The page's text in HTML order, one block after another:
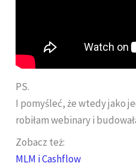
PS.
I pomyśleć, że wtedy jako
robiłam webinary i
Zobacz też:
MLM i Cashflow